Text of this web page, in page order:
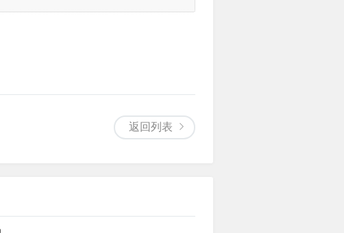
返回列表